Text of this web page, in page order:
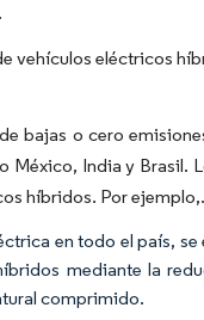
vehículos eléctricos
bajas o cero
México, India y Brasil.
híbridos. Por ejemplo,.
en todo el país, se
mediante la
comprimido.